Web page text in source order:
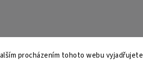
procházením tohoto webu vyjadřujete